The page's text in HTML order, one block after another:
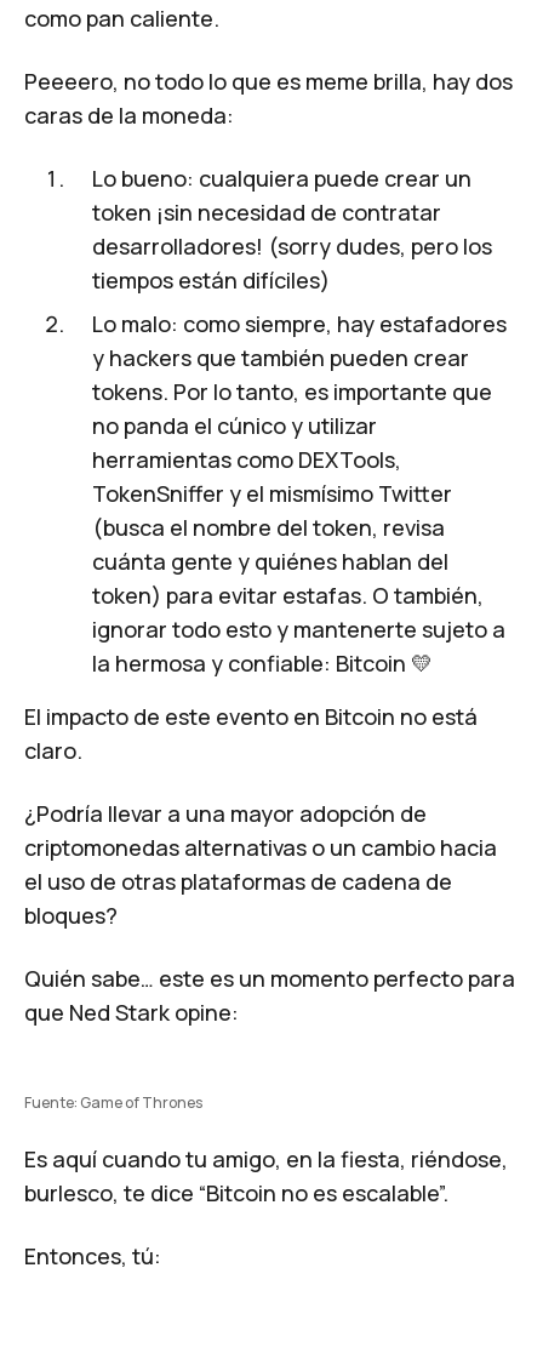
como pan caliente.
Peeeero, no todo lo que es meme brilla, hay dos
caras de la moneda:
Lo bueno: cualquiera puede crear un
token ¡sin necesidad de contratar
desarrolladores! (sorry dudes, pero los
tiempos están difíciles)
Lo malo: como siempre, hay estafadores
y hackers que también pueden crear
tokens. Por lo tanto, es importante que
no panda el cúnico y utilizar
herramientas como DEXTools,
TokenSniffer y el mismísimo Twitter
(busca el nombre del token, revisa
cuánta gente y quiénes hablan del
token) para evitar estafas. O también,
ignorar todo esto y mantenerte sujeto a
la hermosa y confiable: Bitcoin 💛
El impacto de este evento en Bitcoin no está
claro.
¿Podría llevar a una mayor adopción de
criptomonedas alternativas o un cambio hacia
el uso de otras plataformas de cadena de
bloques?
Quién sabe… este es un momento perfecto para
que Ned Stark opine:
Fuente: Game of Thrones
Es aquí cuando tu amigo, en la fiesta, riéndose,
burlesco, te dice “Bitcoin no es escalable”.
Entonces, tú: